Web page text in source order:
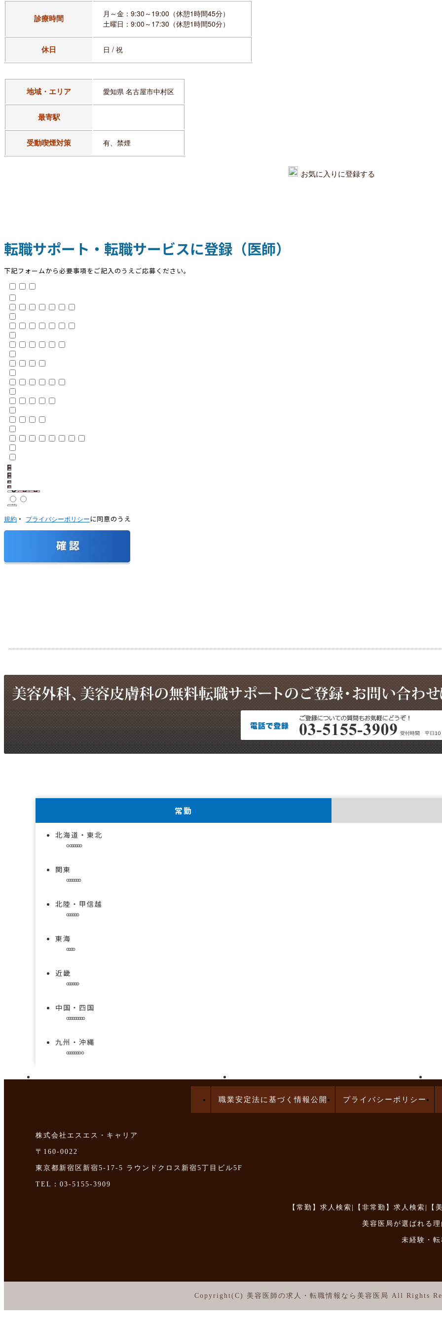
診療時間
月～金：9:30～19:00（休憩1時間45分）
土曜日：9:00～17:30（休憩1時間50分）
休日 日 / 祝
地域・エリア 愛知県 名古屋市中村区
最寄駅
受動喫煙対策 有、禁煙
お気に入りに登録する
転職サポート・転職サービスに登録（医師）
下記フォームから必要事項をご記入のうえご応募ください。
規約 ・ プライバシーポリシー に同意のうえ
常勤
北海道・東北
関東
北陸・甲信越
東海
近畿
中国・四国
九州・沖縄
職業安定法に基づく情報公開 プライバシーポリシー
株式会社エスエス・キャリア
〒160-0022
東京都新宿区新宿5-17-5 ラウンドクロス新宿5丁目ビル5F
TEL：03-5155-3909
【常勤】求人検索 【非常勤】求人検索 【
美容医局が選ばれる
未経験・
Copyright(C) 美容医師の求人・転職情報なら美容医局 All Rights